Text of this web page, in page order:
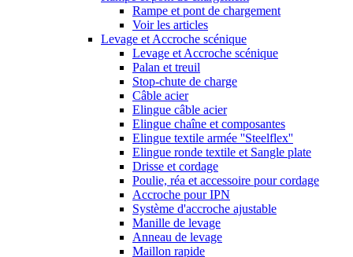
Rampe et pont de chargement
Voir les articles
Levage et Accroche scénique
Levage et Accroche scénique
Palan et treuil
Stop-chute de charge
Câble acier
Elingue câble acier
Elingue chaîne et composantes
Elingue textile armée ''Steelflex''
Elingue ronde textile et Sangle plate
Drisse et cordage
Poulie, réa et accessoire pour cordage
Accroche pour IPN
Système d'accroche ajustable
Manille de levage
Anneau de levage
Maillon rapide